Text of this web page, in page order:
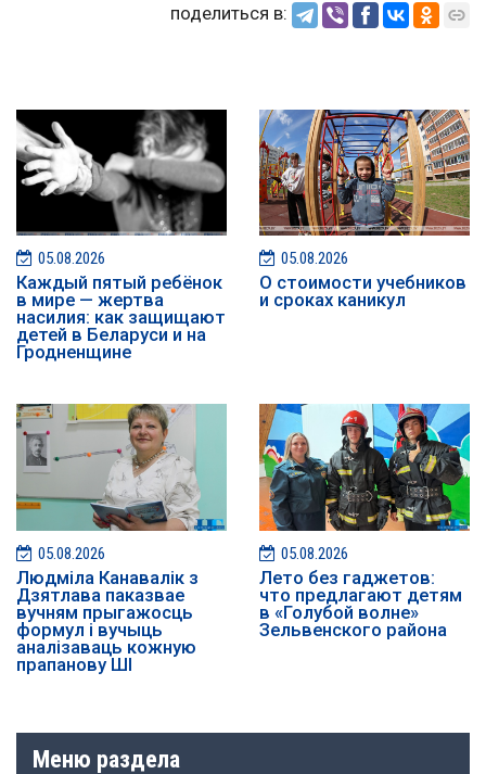
поделиться в:
05.08.2026
Каждый пятый ребёнок
в мире — жертва
насилия: как защищают
детей в Беларуси и на
Гродненщине
05.08.2026
О стоимости учебников
и сроках каникул
05.08.2026
Людміла Канавалік з
Дзятлава паказвае
вучням прыгажосць
формул і вучыць
аналізаваць кожную
прапанову ШІ
05.08.2026
Лето без гаджетов:
что предлагают детям
в «Голубой волне»
Зельвенского района
Меню раздела